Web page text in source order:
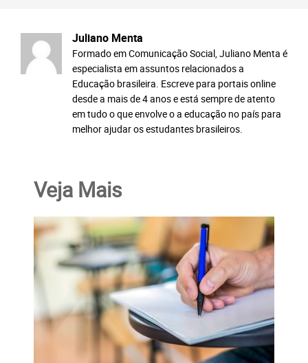
Juliano Menta
Formado em Comunicação Social, Juliano Menta é
especialista em assuntos relacionados a
Educação brasileira. Escreve para portais online
desde a mais de 4 anos e está sempre de atento
em tudo o que envolve o a educação no país para
melhor ajudar os estudantes brasileiros.
Veja Mais